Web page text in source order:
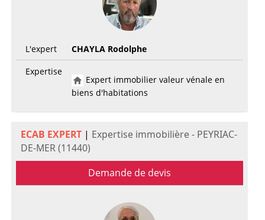
L'expert
CHAYLA Rodolphe
Expertise
Expert immobilier valeur vénale en
biens d'habitations
ECAB EXPERT| Expertise immobilière - PEYRIAC-
DE-MER (11440)
Demande de devis